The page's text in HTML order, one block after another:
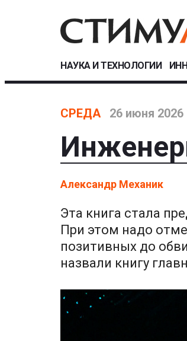
НАУКА И ТЕХНОЛОГИИ
СРЕДА 26 июня 2026
Александр Механик
Эта книга стала
При этом надо
позитивных до
назвали книгу